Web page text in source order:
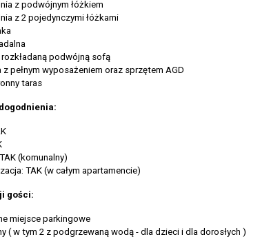
z podwójnym łóżkiem
z 2 pojedynczymi łóżkami
rozkładaną podwójną sofą
z pełnym wyposażeniem oraz sprzętem AGD
taras
(komunalny)
TAK (w całym apartamencie)
gości:
miejsce parkingowe
( w tym 2 z podgrzewaną wodą - dla dzieci i dla dorosłych )